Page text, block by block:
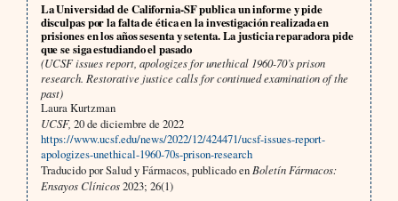
La Universidad de California-SF publica un informe y pide
disculpas por la falta de ética en la investigación realizada en
prisiones en los años sesenta y setenta. La justicia reparadora pide
que se siga estudiando el pasado
(UCSF issues report, apologizes for unethical 1960-70’s prison
research. Restorative justice calls for continued examination of the
past)
Laura Kurtzman
UCSF, 20 de diciembre de 2022
https://www.ucsf.edu/news/2022/12/424471/ucsf-issues-report-
apologizes-unethical-1960-70s-prison-research
Traducido por Salud y Fármacos, publicado en Boletín Fármacos:
Ensayos Clínicos2023; 26(1)